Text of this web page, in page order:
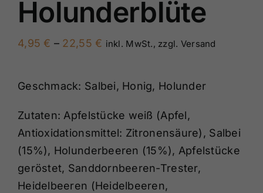
Holunderblüte
4,95€ – 22,55€ Preisspanne:
22,55 €
inkl. MwSt., zzgl. Versand
Geschmack: Salbei, Honig, Holunder
Zutaten: Apfelstücke weiß (Apfel,
Antioxidationsmittel: Zitronensäure), Salbei
(15%), Holunderbeeren (15%), Apfelstücke
geröstet, Sanddornbeeren-Trester,
Heidelbeeren (Heidelbeeren,